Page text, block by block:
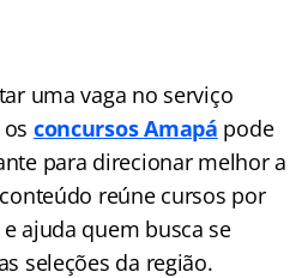
uma vaga no serviço
concursos Amapá pode
para direcionar melhor a
reúne cursos por
ajuda quem busca se
seleções da região.